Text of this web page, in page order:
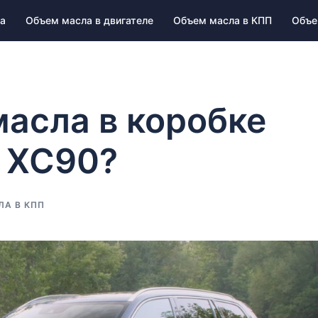
Объем масла в двигателе Объем масла в КПП
в коробке
В КПП